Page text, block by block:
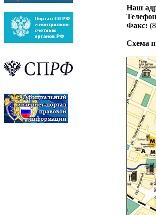
Наш
Факс:
Схема